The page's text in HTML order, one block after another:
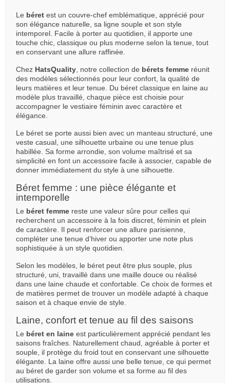
Le béret est un couvre-chef emblématique, apprécié pour
son élégance naturelle, sa ligne souple et son style
intemporel. Facile à porter au quotidien, il apporte une
touche chic, classique ou plus moderne selon la tenue, tout
en conservant une allure raffinée.
Chez HatsQuality , notre collection de bérets femme réunit
des modèles sélectionnés pour leur confort, la qualité de
leurs matières et leur tenue. Du béret classique en laine au
modèle plus travaillé, chaque pièce est choisie pour
accompagner le vestiaire féminin avec caractère et
élégance.
Le béret se porte aussi bien avec un manteau structuré, une
veste casual, une silhouette urbaine ou une tenue plus
habillée. Sa forme arrondie, son volume maîtrisé et sa
simplicité en font un accessoire facile à associer, capable de
donner immédiatement du style à une silhouette.
Béret femme : une pièce élégante et
intemporelle
Le béret femme reste une valeur sûre pour celles qui
recherchent un accessoire à la fois discret, féminin et plein
de caractère. Il peut renforcer une allure parisienne,
compléter une tenue d’hiver ou apporter une note plus
sophistiquée à un style quotidien.
Selon les modèles, le béret peut être plus souple, plus
structuré, uni, travaillé dans une maille douce ou réalisé
dans une laine chaude et confortable. Ce choix de formes et
de matières permet de trouver un modèle adapté à chaque
saison et à chaque envie de style.
Laine, confort et tenue au fil des saisons
Le béret en laine est particulièrement apprécié pendant les
saisons fraîches. Naturellement chaud, agréable à porter et
souple, il protège du froid tout en conservant une silhouette
élégante. La laine offre aussi une belle tenue, ce qui permet
au béret de garder son volume et sa forme au fil des
utilisations.